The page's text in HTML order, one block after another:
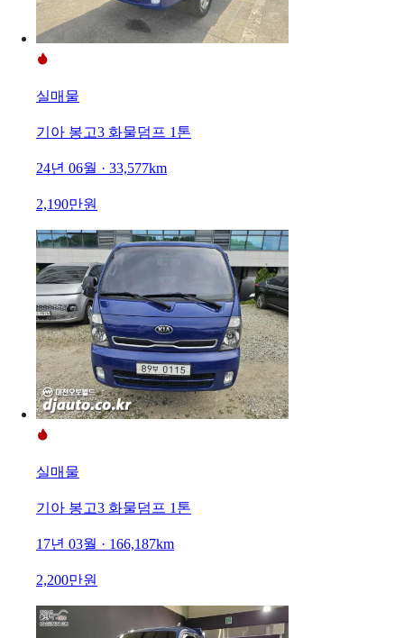
실매물
기아 봉고3 화물덤프 1톤
24년 06월 · 33,577km
2,190만원
실매물
기아 봉고3 화물덤프 1톤
17년 03월 · 166,187km
2,200만원